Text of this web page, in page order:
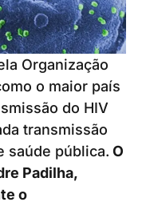
Organização
o maior país
do HIV
transmissão
saúde pública. O
Padilha,
o